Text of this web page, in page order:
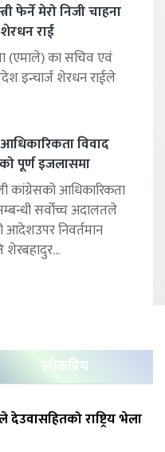
फेर्ने मेरो निजी चाहना
राई
(एमाले) का सचिव एवं
इन्चार्ज शेरधन राईले
विवाद
पूर्ण इजलासमा
कांग्रेसको आधिकारिकता
सर्वोच्च अदालतले
आदेशउपर निवर्तमान
शेरबहादुर...
लोकप्रिय
राष्ट्रिय भेला